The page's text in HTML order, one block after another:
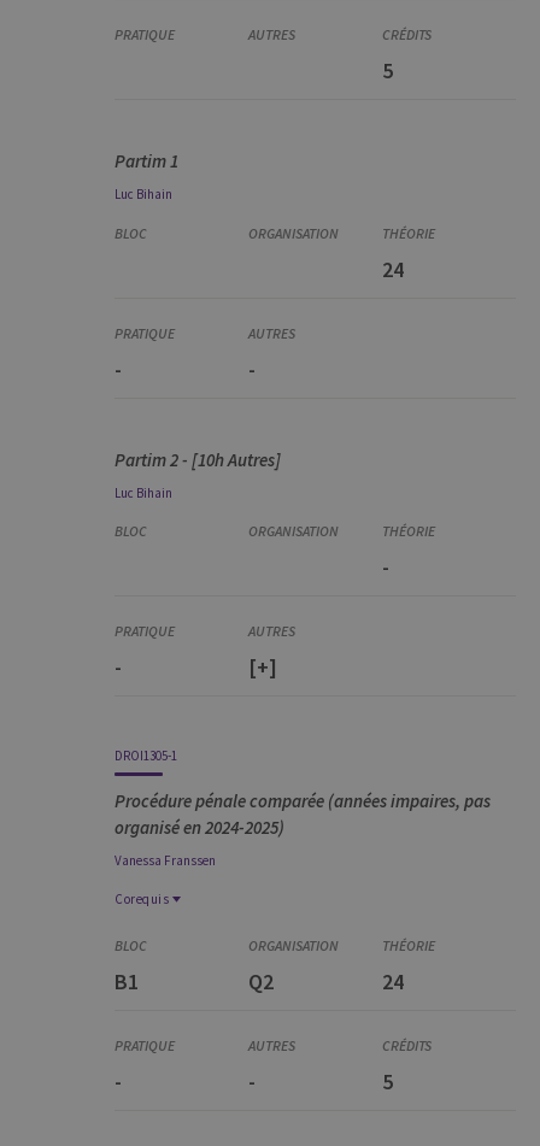
5
Partim 1
Luc Bihain
24
- -
Partim 2 - [10h Autres]
Luc Bihain
-
- [+]
DROI1305-1
Procédure pénale comparée (années impaires, pas
organisé en 2024-2025)
Vanessa Franssen
Corequis
Principes de procédure pénale
Principes de droit pénal
B1 Q2 24
- - 5